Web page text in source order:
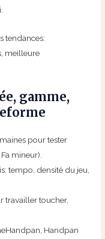
tendances:
meilleure
gamme,
pour tester
mineur).
tempo, densité du jeu,
travailler toucher,
Handpan